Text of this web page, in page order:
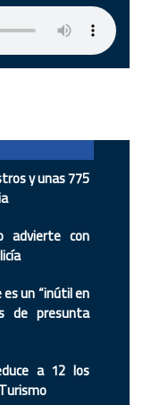
y unas 775
advierte con
un “inútil en
de presunta
a 12 los